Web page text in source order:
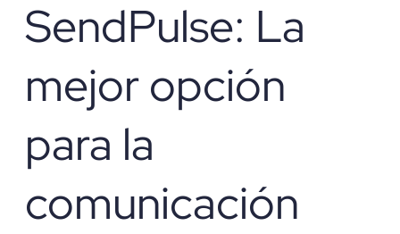
SendPulse: La
mejor opción
para la
comunicación